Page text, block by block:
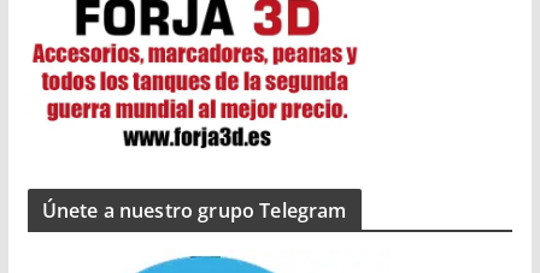
Únete a nuestro grupo Telegram